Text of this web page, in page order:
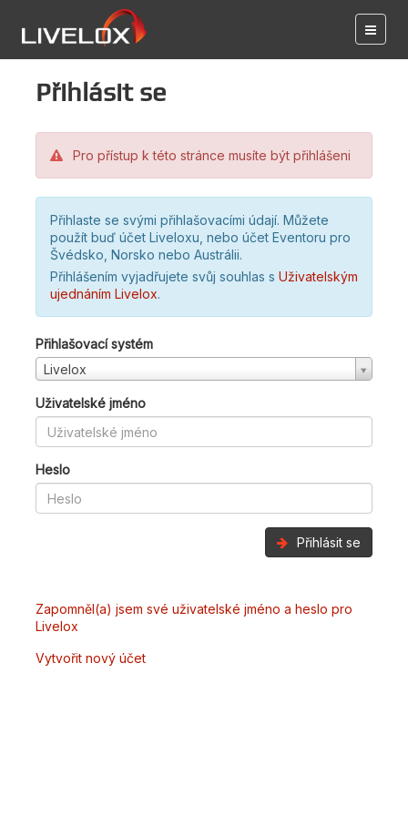
Přihlásit se
Pro přístup k této stránce musíte být přihlášeni
Přihlaste se svými přihlašovacími údají. Můžete
použít buď účet Liveloxu, nebo účet Eventoru pro
Švédsko, Norsko nebo Austrálii.
Přihlášením vyjadřujete svůj souhlas s Uživatelským
ujednáním Livelox.
Přihlašovací systém
Livelox
Uživatelské jméno
Heslo
Přihlásit se
Zapomněl(a) jsem své uživatelské jméno a heslo pro
Livelox
Vytvořit nový účet